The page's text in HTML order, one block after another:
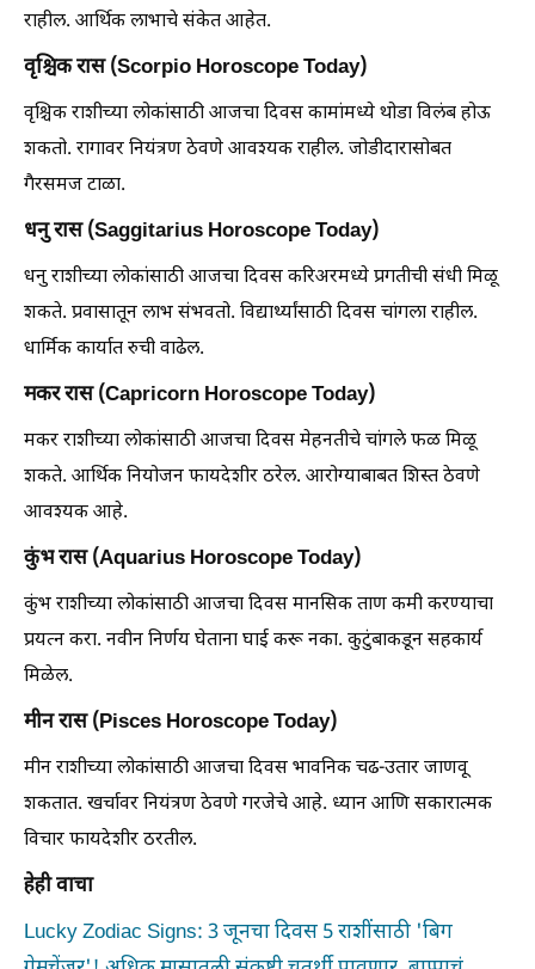
राहील. आर्थिक लाभाचे संकेत आहेत.
वृश्चिक रास (Scorpio Horoscope Today)
वृश्चिक राशीच्या लोकांसाठी आजचा दिवस कामांमध्ये थोडा विलंब होऊ
शकतो. रागावर नियंत्रण ठेवणे आवश्यक राहील. जोडीदारासोबत
गैरसमज टाळा.
धनु रास (Saggitarius Horoscope Today)
धनु राशीच्या लोकांसाठी आजचा दिवस करिअरमध्ये प्रगतीची संधी मिळू
शकते. प्रवासातून लाभ संभवतो. विद्यार्थ्यांसाठी दिवस चांगला राहील.
धार्मिक कार्यात रुची वाढेल.
मकर रास (Capricorn Horoscope Today)
मकर राशीच्या लोकांसाठी आजचा दिवस मेहनतीचे चांगले फळ मिळू
शकते. आर्थिक नियोजन फायदेशीर ठरेल. आरोग्याबाबत शिस्त ठेवणे
आवश्यक आहे.
कुंभ रास (Aquarius Horoscope Today)
कुंभ राशीच्या लोकांसाठी आजचा दिवस मानसिक ताण कमी करण्याचा
प्रयत्न करा. नवीन निर्णय घेताना घाई करू नका. कुटुंबाकडून सहकार्य
मिळेल.
मीन रास (Pisces Horoscope Today)
मीन राशीच्या लोकांसाठी आजचा दिवस भावनिक चढ-उतार जाणवू
शकतात. खर्चावर नियंत्रण ठेवणे गरजेचे आहे. ध्यान आणि सकारात्मक
विचार फायदेशीर ठरतील.
हेही वाचा
Lucky Zodiac Signs: 3 जूनचा दिवस 5 राशींसाठी 'बिग